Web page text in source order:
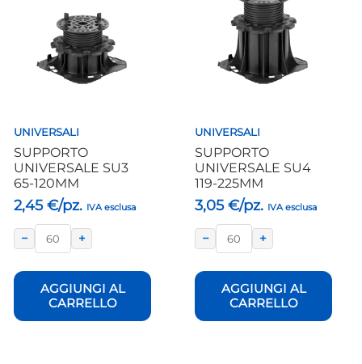
UNIVERSALI
SUPPORTO
UNIVERSALE SU3
65-120MM
2,45€/pz. IVA esclusa
− +
AGGIUNGI AL
CARRELLO
UNIVERSALI
SUPPORTO
UNIVERSALE SU4
119-225MM
3,05€/pz. IVA esclusa
− +
AGGIUNGI AL
CARRELLO